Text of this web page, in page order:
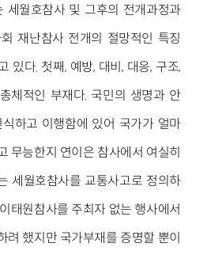
세월호참사 및 그후의 전개과정과
재난참사 전개의 절망적인 특징
있다. 첫째, 예방, 대비, 대응, 구조,
체적인 부재다. 국민의 생명과 안
하고 이행함에 있어 국가가 얼마
무능한지 연이은 참사에서 여실히
세월호참사를 교통사고로 정의하
태원참사를 주최자 없는 행사에서
려 했지만 국가부재를 증명할 뿐이